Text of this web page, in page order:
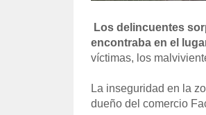
Los delincuentes
encontraba en el
víctimas, los
La inseguridad en la
dueño del comercio